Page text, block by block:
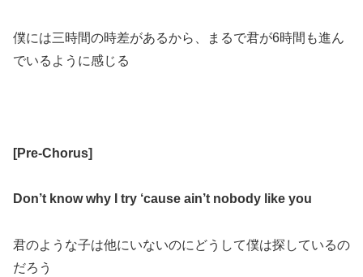
僕には三時間の時差があるから、まるで君が6時間も進ん
でいるように感じる
[Pre-Chorus]
Don’t know why I try ‘cause ain’t nobody like you
君のような子は他にいないのにどうして僕は探しているの
だろう